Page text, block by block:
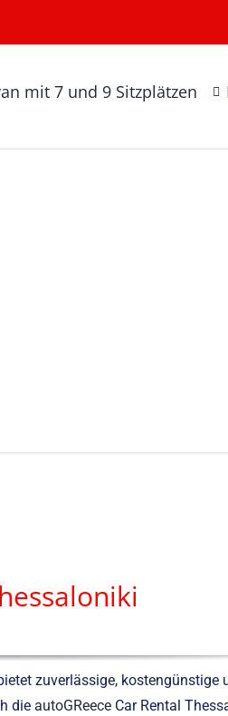
mit 7 und 9 Sitzplätzen
zuverlässige, kostengünstige
die autoGReeceCar Rental